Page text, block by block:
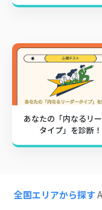
あなたの「内なるリ
タイプ」を診断！
全国エリアから探す